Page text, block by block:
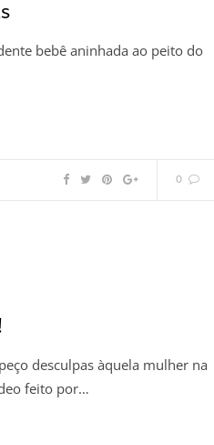
bebê aninhada ao peito do
0
desculpas àquela mulher na
feito por…